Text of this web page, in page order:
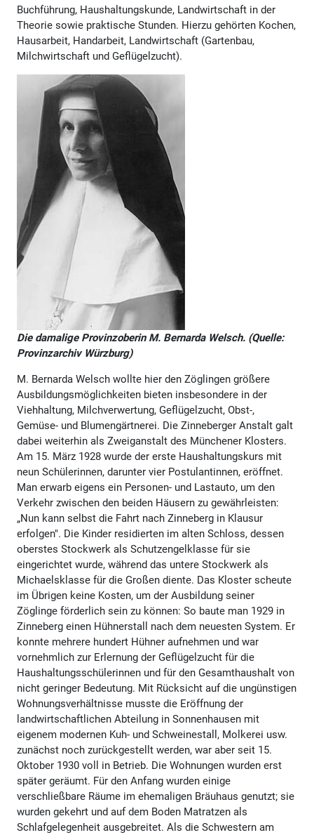
Buchführung, Haushaltungskunde, Landwirtschaft in der
Theorie sowie praktische Stunden. Hierzu gehörten Kochen,
Hausarbeit, Handarbeit, Landwirtschaft (Gartenbau,
Milchwirtschaft und Geflügelzucht).
Die damalige Provinzoberin M. Bernarda Welsch. (Quelle:
Provinzarchiv Würzburg)
M. Bernarda Welsch wollte hier den Zöglingen größere
Ausbildungsmöglichkeiten bieten insbesondere in der
Viehhaltung, Milchverwertung, Geflügelzucht, Obst-,
Gemüse- und Blumengärtnerei. Die Zinneberger Anstalt galt
dabei weiterhin als Zweiganstalt des Münchener Klosters.
Am 15. März 1928 wurde der erste Haushaltungskurs mit
neun Schülerinnen, darunter vier Postulantinnen, eröffnet.
Man erwarb eigens ein Personen- und Lastauto, um den
Verkehr zwischen den beiden Häusern zu gewährleisten:
„Nun kann selbst die Fahrt nach Zinneberg in Klausur
erfolgen". Die Kinder residierten im alten Schloss, dessen
oberstes Stockwerk als Schutzengelklasse für sie
eingerichtet wurde, während das untere Stockwerk als
Michaelsklasse für die Großen diente. Das Kloster scheute
im Übrigen keine Kosten, um der Ausbildung seiner
Zöglinge förderlich sein zu können: So baute man 1929 in
Zinneberg einen Hühnerstall nach dem neuesten System. Er
konnte mehrere hundert Hühner aufnehmen und war
vornehmlich zur Erlernung der Geflügelzucht für die
Haushaltungsschülerinnen und für den Gesamthaushalt von
nicht geringer Bedeutung. Mit Rücksicht auf die ungünstigen
Wohnungsverhältnisse musste die Eröffnung der
landwirtschaftlichen Abteilung in Sonnenhausen mit
eigenem modernen Kuh- und Schweinestall, Molkerei usw.
zunächst noch zurückgestellt werden, war aber seit 15.
Oktober 1930 voll in Betrieb. Die Wohnungen wurden erst
später geräumt. Für den Anfang wurden einige
verschließbare Räume im ehemaligen Bräuhaus genutzt; sie
wurden gekehrt und auf dem Boden Matratzen als
Schlafgelegenheit ausgebreitet. Als die Schwestern am